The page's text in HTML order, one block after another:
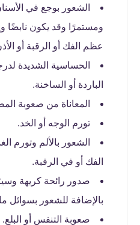
الشعور بوجع في
ومستمرًا وقد يكون نابضًا
عظم الفك أو الرقبة أو
الحساسية الشديدة
الباردة أو الساخنة.
المعاناة من صعوبة
تورم الوجه أو الخد.
الشعور بالألم وتورم
الفك أو في الرقبة.
صدور رائحة كريهة
بالإضافة للشعور بسوائل
صعوبة التنفس أو البلع.